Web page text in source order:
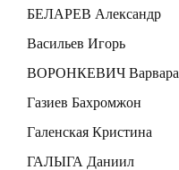
БЕЛАРЕВ Александр
Васильев Игорь
ВОРОНКЕВИЧ Варвара
Газиев Бахромжон
Галенская Кристина
ГАЛЫГА Даниил